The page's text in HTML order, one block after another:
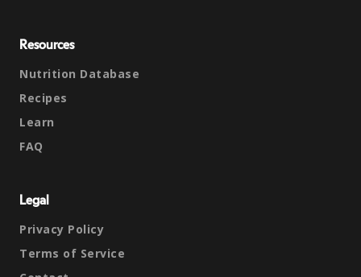
Resources
Nutrition Database
Recipes
Learn
FAQ
Legal
Privacy Policy
Terms of Service